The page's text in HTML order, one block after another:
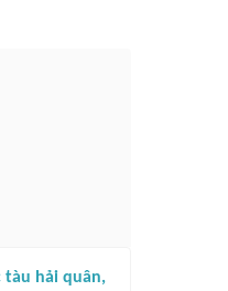
tàu hải quân,